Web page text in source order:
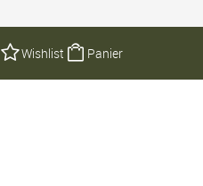
Wishlist Panier